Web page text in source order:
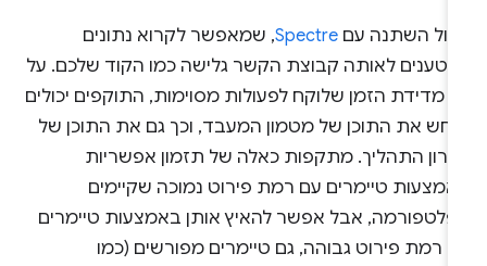
השתנה עם Spectre, שמאפשר לקרוא נתונים
לאותה קבוצת הקשר גלישה כמו הקוד שלכם. על
מדידת הזמן שלוקח לפעולות מסוימות, התוקפים יכולים
את התוכן של מטמון המעבד, וכך גם את התוכן של
התהליך. מתקפות כאלה של תזמון אפשריות
טיימרים עם רמת פירוט נמוכה שקיימים
אבל אפשר להאיץ אותן באמצעות טיימרים
רמת פירוט גבוהה, גם טיימרים מפורשים (כמו